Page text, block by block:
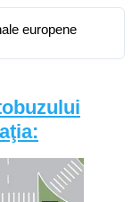
europene